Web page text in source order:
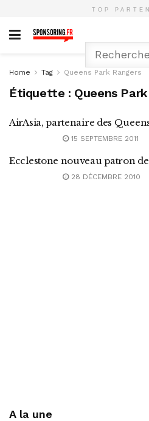
TOP
Home Tag Queens Park Rangers
Étiquette : Queens
AirAsia, partenaire des
15 SEPTEMBRE 2011
Ecclestone nouveau patron
28 DÉCEMBRE 2010
A la une